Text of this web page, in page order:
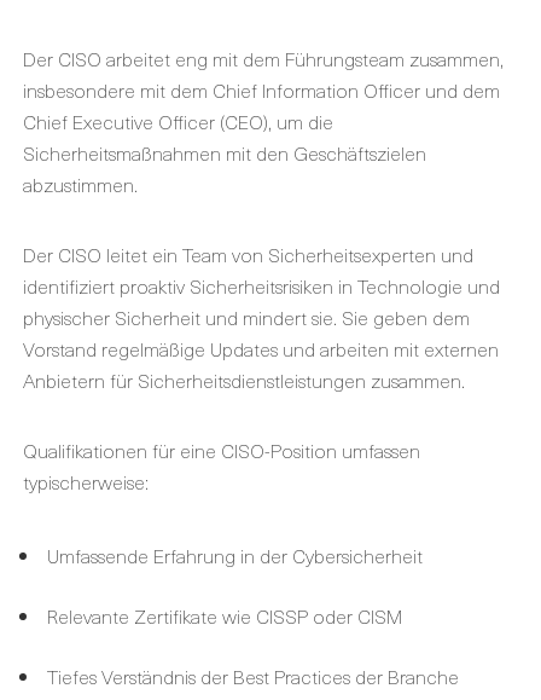
Der CISO arbeitet eng mit dem Führungsteam zusammen,
insbesondere mit dem Chief Information Officer und dem
Chief Executive Officer (CEO), um die
Sicherheitsmaßnahmen mit den Geschäftszielen
abzustimmen.
Der CISO leitet ein Team von Sicherheitsexperten und
identifiziert proaktiv Sicherheitsrisiken in Technologie und
physischer Sicherheit und mindert sie. Sie geben dem
Vorstand regelmäßige Updates und arbeiten mit externen
Anbietern für Sicherheitsdienstleistungen zusammen.
Qualifikationen für eine CISO-Position umfassen
typischerweise:
Umfassende Erfahrung in der Cybersicherheit
Relevante Zertifikate wie CISSP oder CISM
Tiefes Verständnis der Best Practices der Branche